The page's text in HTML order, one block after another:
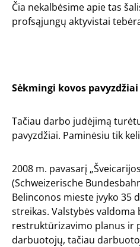
Čia nekalbėsime apie tas
profsąjungų aktyvistai
Sėkmingi kovos pavyzdžiai
Tačiau darbo judėjimą
pavyzdžiai. Paminėsiu tik
2008 m. pavasarį
(Schweizerische
Belinconos mieste įvyko 35
streikas. Valstybės
restruktūrizavimo planus ir
darbuotojų, tačiau